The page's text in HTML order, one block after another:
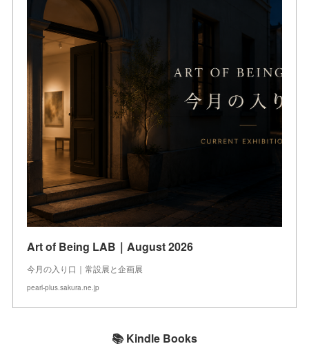
Art of Being LAB｜August 2026
今月の入り口｜常設展と企画展
pearl-plus.sakura.ne.jp
📚 Kindle Books